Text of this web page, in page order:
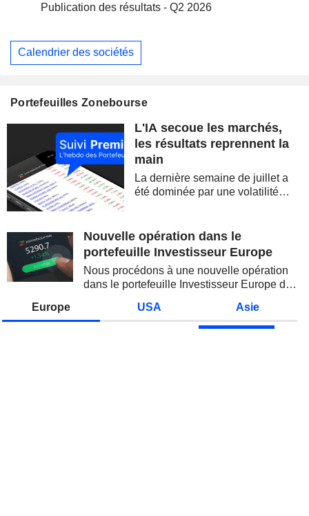
Publication des résultats - Q2 2026
Calendrier des sociétés
Portefeuilles Zonebourse
L'IA secoue les marchés,
les résultats reprennent la
main
La dernière semaine de juillet a
été dominée par une volatilité
semi-conducteurs. Les
inquiétudes sur la soutenabilité
Nouvelle opération dans le
portefeuille Investisseur Europe
Nous procédons à une nouvelle opération
dans le portefeuille Investisseur Europe de
Europe USA Asie